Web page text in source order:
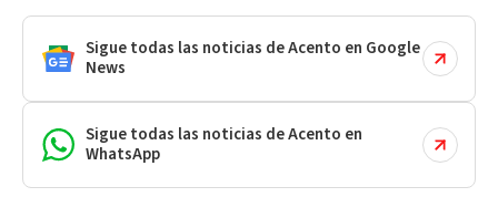
Sigue todas las noticias de Acento en Google
News
Sigue todas las noticias de Acento en
WhatsApp